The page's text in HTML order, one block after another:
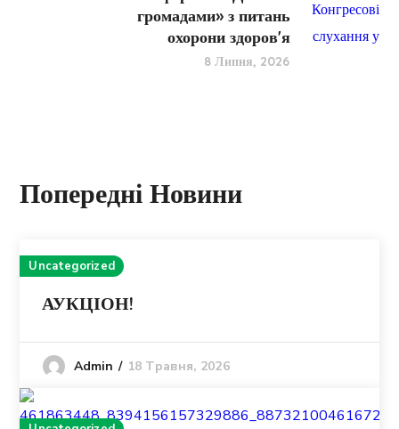
громадами» з питань
охорони здоров'я
8 Липня, 2026
Попередні Новини
Uncategorized
АУКЦІОН!
Admin 18 Травня, 2026